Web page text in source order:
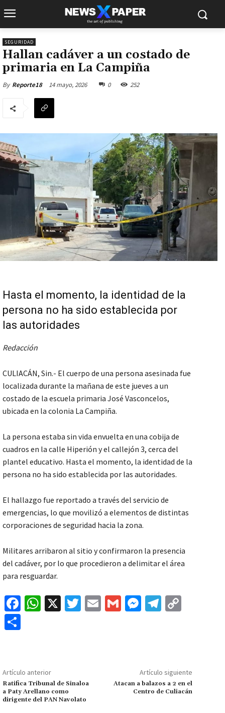
SEGURIDAD
Hallan cadáver a un costado de
primaria en La Campiña
By Reporte18 14 mayo, 2026 0 252
Hasta el momento, la identidad de la
persona no ha sido establecida por
las autoridades
Redacción
CULIACÁN, Sin.- El cuerpo de una persona asesinada fue
localizada durante la mañana de este jueves a un
costado de la escuela primaria José Vasconcelos,
ubicada en la colonia La Campiña.
La persona estaba sin vida envuelta en una cobija de
cuadros en la calle Hiperión y el callejón 3, cerca del
plantel educativo. Hasta el momento, la identidad de la
persona no ha sido establecida por las autoridades.
El hallazgo fue reportado a través del servicio de
emergencias, lo que movilizó a elementos de distintas
corporaciones de seguridad hacia la zona.
Militares arribaron al sitio y confirmaron la presencia
del cadáver, por lo que procedieron a delimitar el área
para resguardar.
Fa
o
k
W
p
p
X
T
E
G
M
ge
r
Te
m Li
n
k
p
ar
tir
Artículo anterior
Ratifica Tribunal de Sinaloa
a Paty Arellano como
dirigente del PAN Navolato
Artículo siguiente
Atacan a balazos a 2 en el
Centro de Culiacán